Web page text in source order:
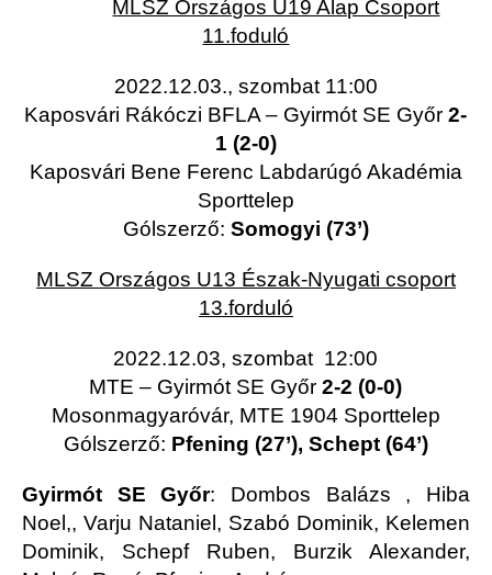
MLSZ Országos U19 Alap Csoport
11.foduló
2022.12.03., szombat 11:00
Kaposvári Rákóczi BFLA – Gyirmót SE Győr2-
1 (2-0)
Kaposvári Bene Ferenc Labdarúgó Akadémia
Sporttelep
Gólszerző: Somogyi (73’)
MLSZ Országos U13 Észak-Nyugati csoport
13.forduló
2022.12.03, szombat 12:00
MTE – Gyirmót SE Győr2-2 (0-0)
Mosonmagyaróvár, MTE 1904 Sporttelep
Gólszerző: Pfening (27’), Schept (64’)
Gyirmót SE Győr: Dombos Balázs , Hiba
Noel,, Varju Nataniel, Szabó Dominik, Kelemen
Dominik, Schepf Ruben, Burzik Alexander,